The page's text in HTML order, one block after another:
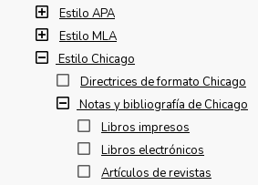
Estilo APA
Estilo MLA
Estilo Chicago
Directrices de formato Chicago
Notas y bibliografía de Chicago
Libros impresos
Libros electrónicos
Artículos de revistas